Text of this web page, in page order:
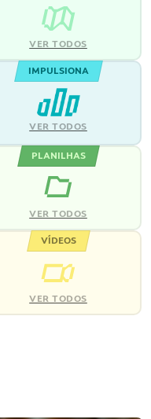
VER TODOS
IMPULSIONA
VER TODOS
PLANILHAS
VER TODOS
VÍDEOS
VER TODOS